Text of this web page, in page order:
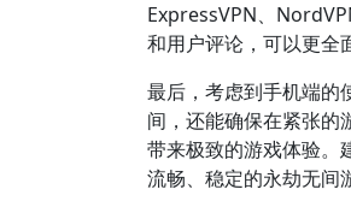
ExpressVPN、
和用户评论，可以更全
最后，考虑到手机端的
间，还能确保在紧张的
带来极致的游戏体验。
流畅、稳定的永劫无间